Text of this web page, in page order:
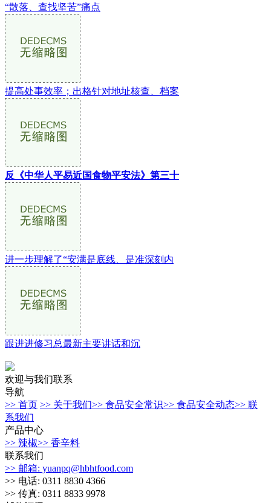
“散落、查找坚苦”痛点
提高处事效率；出格针对地址核查、档案
反《中华人平易近国食物平安法》第三十
进一步理解了“安满是底线、是准深刻内
跟进进修习总最新主要讲话和沉
欢迎与我们联系
导航
>> 首页 >> 关于我们>> 食品安全常识>> 食品安全动态>> 联
系我们
产品中心
>> 辣椒>> 香辛料
联系我们
>> 邮箱: yuanpq@hbhtfood.com
>> 电话: 0311 8830 4366
>> 传真: 0311 8833 9978